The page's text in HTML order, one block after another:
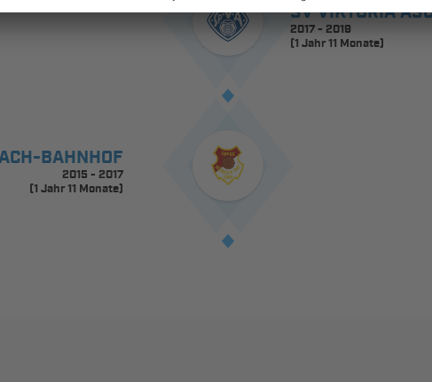
SV VIKTORIA
2017 - 2019
(1 Jahr 11 Monate)
BAHNHOF
2015 - 2017
(1 Jahr 11 Monate)